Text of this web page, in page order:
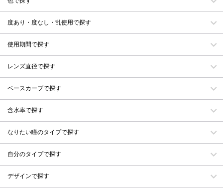
度あり・度なし・乱使用で探す
使用期間で探す
レンズ直径で探す
ベースカーブで探す
含水率で探す
なりたい瞳のタイプで探す
自分のタイプで探す
デザインで探す